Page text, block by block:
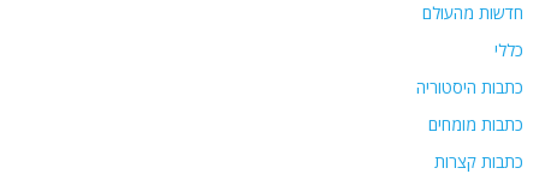
חדשות מהעולם
כללי
כתבות היסטוריה
כתבות מומחים
כתבות קצרות